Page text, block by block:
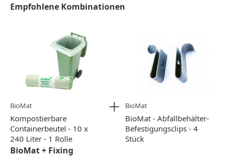
Empfohlene Kombinationen
BioMat
Kompostierbare
Containerbeutel - 10 x
240 Liter - 1 Rolle
BioMat
BioMat - Abfallbehälter-
Befestigungsclips - 4
Stück
BioMat + Fixing